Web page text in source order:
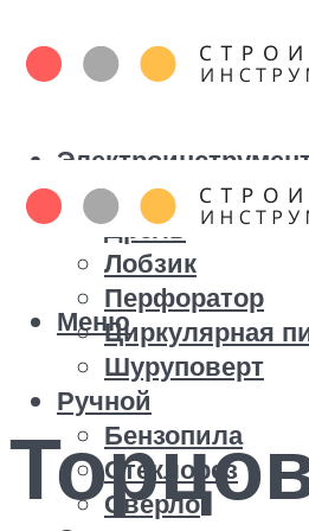
Болгарка
Дрель
Лобзик
Перфоратор
Циркулярная
Шуруповерт
Ручной
Бензопила
Стеклорез
Сверло
Меню